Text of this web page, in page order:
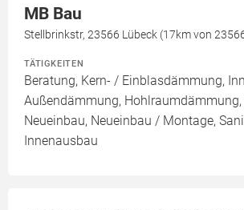
MB Bau
Stellbrinkstr, 23566 Lübeck (17km von
TÄTIGKEITEN
Beratung, Kern- / Einblasdämmung,
Außendämmung, Hohlraumdämmung,
Neueinbau, Neueinbau / Montage,
Innenausbau